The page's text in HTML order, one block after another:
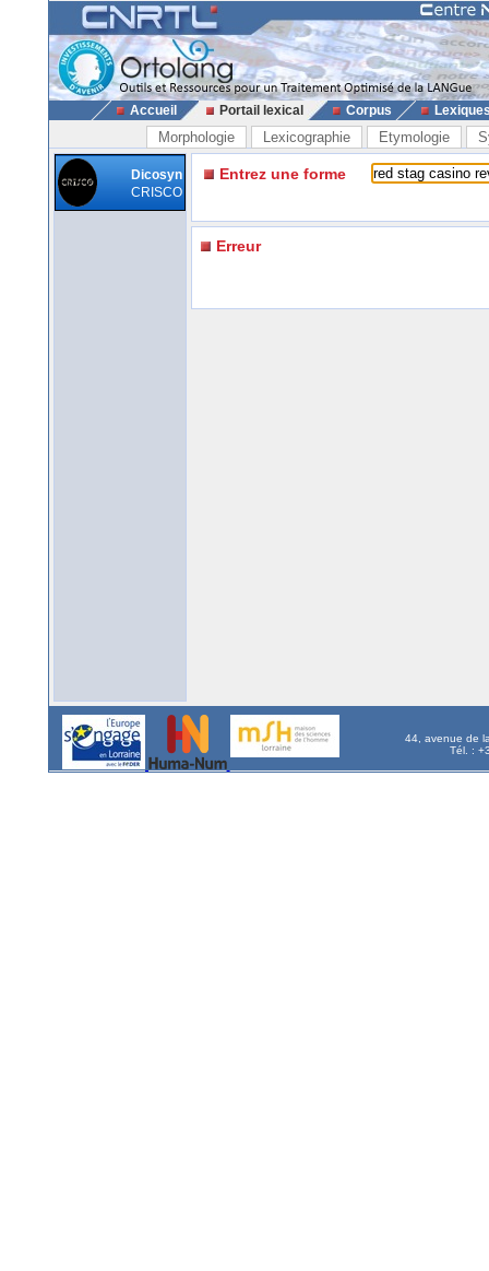
Accueil Portail lexical Corpus
Morphologie Lexicographie Etymologie
Dicosyn
CRISCO
Entrez une forme
Erreur
44, avenue de
Tél. :